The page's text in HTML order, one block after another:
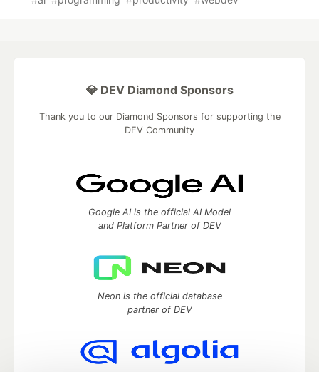
💎 DEV Diamond Sponsors
Thank you to our Diamond Sponsors for supporting the
DEV Community
Google AI is the official AI Model
and Platform Partner of DEV
Neon is the official database
partner of DEV